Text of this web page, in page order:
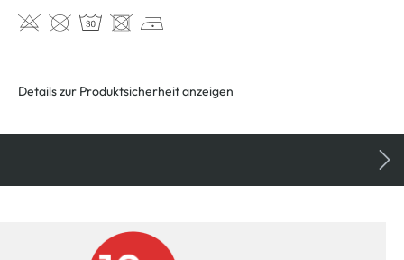
Details zur Produktsicherheit anzeigen